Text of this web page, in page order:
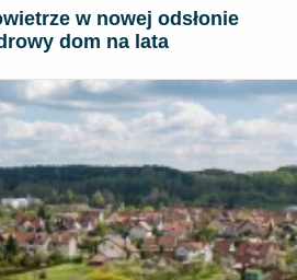
w nowej odsłonie
dom na lata